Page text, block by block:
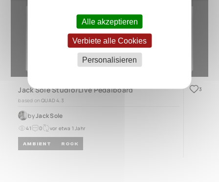
Alle akzeptieren
Verbiete alle Cookies
Personalisieren
Jack Sole Studio/Live Pedalboard
based on QUAD 4.3
byJack Sole
41 0 vor etwa 1 Jahr
AMBIENT ROCK
3